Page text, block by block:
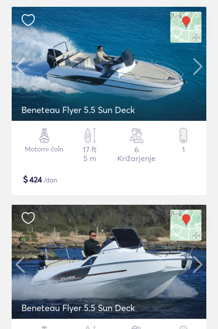
Beneteau Flyer 5.5 Sun Deck
Motorni čoln
17 ft
5 m
6
Križarjenje
1
$424/dan
Beneteau Flyer 5.5 Sun Deck